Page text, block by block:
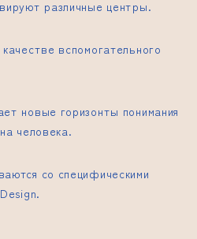
различные центры.
вспомогательного
новые горизонты понимания
человека.
со специфическими